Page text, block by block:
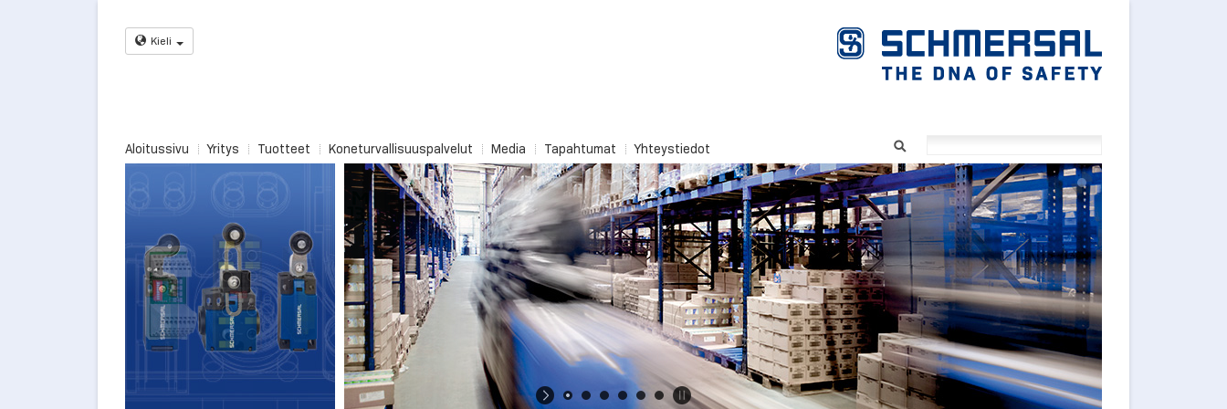
Kieli
Aloitussivu Yritys Tuotteet Koneturvallisuuspalvelut Media Tapahtumat Yhteystiedot
Turva-
asennusjärjestelmät